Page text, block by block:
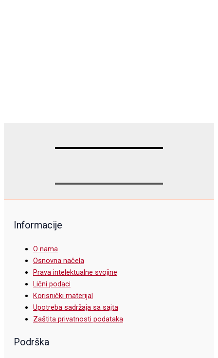
Informacije
O nama
Osnovna načela
Prava intelektualne svojine
Lični podaci
Korisnički materijal
Upotreba sadržaja sa sajta
Zaštita privatnosti podataka
Podrška